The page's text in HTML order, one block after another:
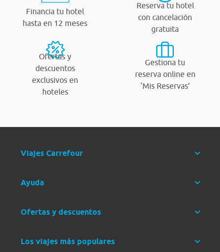
Financia tu hotel
hasta en 12 meses
Reserva tu hotel
con cancelación
gratuita
Ofertas y
descuentos
exclusivos en
hoteles
Gestiona tu
reserva online en
‘Mis Reservas’
Viajes Carrefour
Ayuda
Ofertas y descuentos
Los viajes más populares